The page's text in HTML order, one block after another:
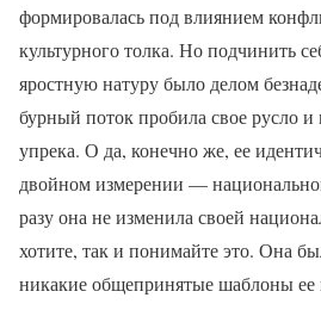
формировалась под влиянием
культурного толка. Но подчинить
яростную натуру было делом
бурный поток пробила свое русло и
упрека. О да, конечно же, ее
двойном измерении —
разу она не изменила своей
хотите, так и понимайте это. Она
никакие общепринятые шаблоны ее